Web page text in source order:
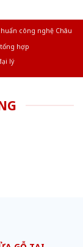
công nghệ Châu
hợp
lý